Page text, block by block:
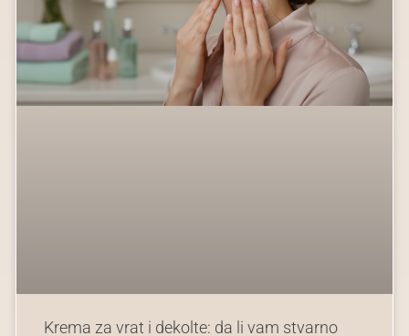
Krema za vrat i dekolte: da li vam stvarno